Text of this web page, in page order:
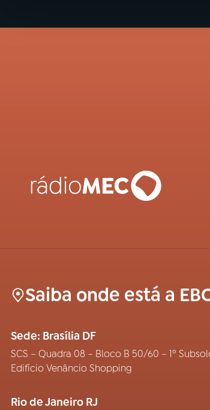
Saiba onde está a
Sede: Brasília DF
SCS – Quadra 08 – Bloco B 50/60 – 1º
Edifício Venâncio Shopping
Rio de Janeiro RJ